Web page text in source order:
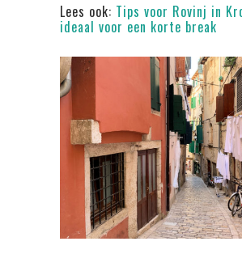
Lees ook: Tips voor Rovinj in
ideaal voor een korte break